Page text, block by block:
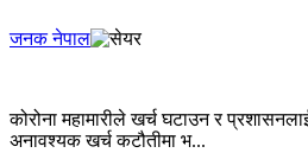
जनक नेपाल
कोरोना महामारीले खर्च घटाउन र
अनावश्यक खर्च कटौतीमा भ...